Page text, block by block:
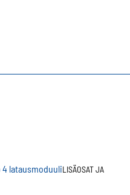
LISÄOSAT JA